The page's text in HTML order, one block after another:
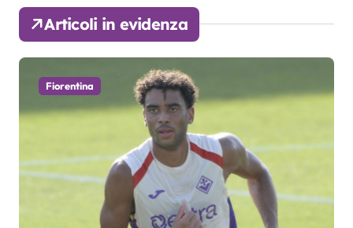
Articoli in evidenza
Fiorentina